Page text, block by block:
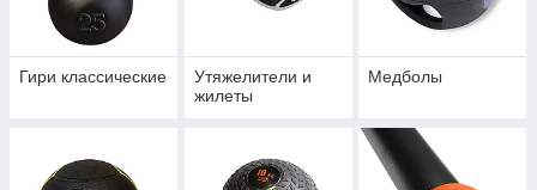
Гири классические
Утяжелители и
жилеты
Медболы